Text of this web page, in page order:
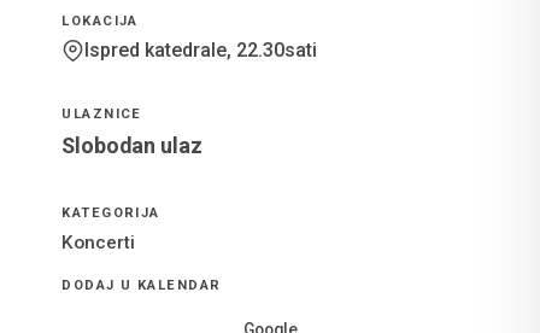
LOKACIJA
Ispred katedrale, 22.30sati
ULAZNICE
Slobodan ulaz
KATEGORIJA
Koncerti
DODAJ U KALENDAR
Google